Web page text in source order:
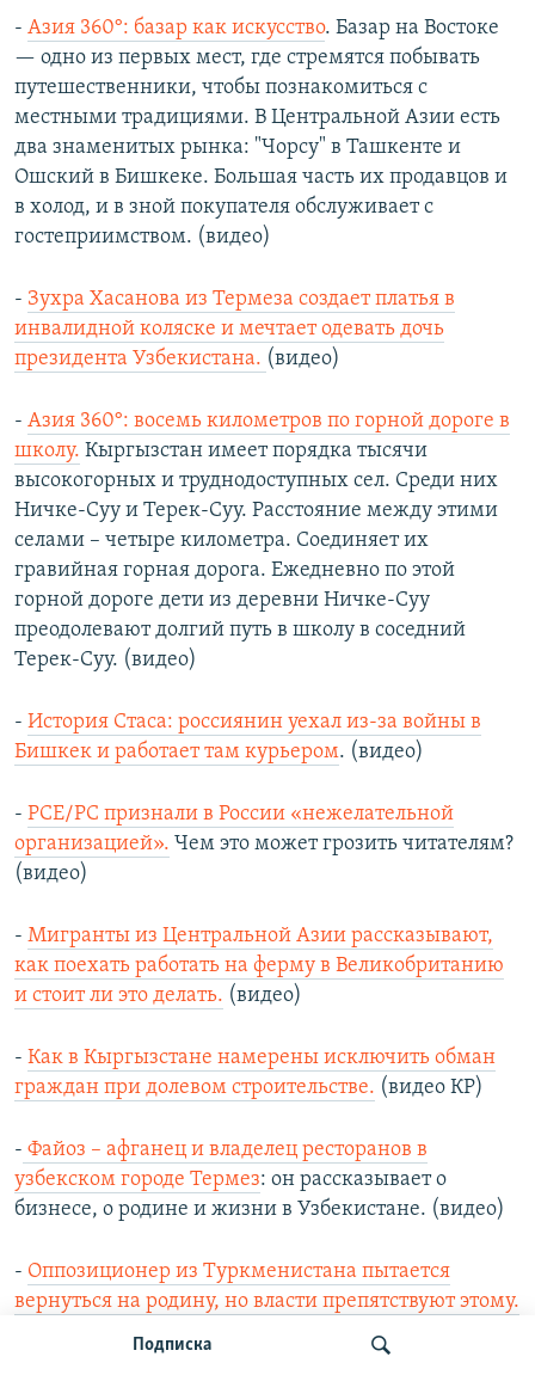
Подписка
- Азия 360°: базар как искусство. Базар на Востоке
— одно из первых мест, где стремятся побывать
путешественники, чтобы познакомиться с
местными традициями. В Центральной Азии есть
два знаменитых рынка: "Чорсу" в Ташкенте и
Ошский в Бишкеке. Большая часть их продавцов и
в холод, и в зной покупателя обслуживает с
гостеприимством. (видео)
- Зухра Хасанова из Термеза создает платья в
инвалидной коляске и мечтает одевать дочь
президента Узбекистана. (видео)
- Азия 360°: восемь километров по горной дороге в
школу. Кыргызстан имеет порядка тысячи
высокогорных и труднодоступных сел. Среди них
Ничке-Суу и Терек-Суу. Расстояние между этими
селами – четыре километра. Соединяет их
гравийная горная дорога. Ежедневно по этой
горной дороге дети из деревни Ничке-Суу
преодолевают долгий путь в школу в соседний
Терек-Суу. (видео)
- История Стаса: россиянин уехал из-за войны в
Бишкек и работает там курьером. (видео)
- РСЕ/РС признали в России «нежелательной
организацией». Чем это может грозить читателям?
(видео)
- Мигранты из Центральной Азии рассказывают,
как поехать работать на ферму в Великобританию
и стоит ли это делать. (видео)
- Как в Кыргызстане намерены исключить обман
граждан при долевом строительстве. (видео КР)
- Файоз – афганец и владелец ресторанов в
узбекском городе Термез: он рассказывает о
бизнесе, о родине и жизни в Узбекистане. (видео)
- Оппозиционер из Туркменистана пытается
вернуться на родину, но власти препятствуют этому.